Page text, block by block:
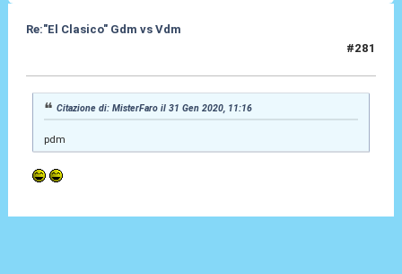
Re:"El Clasico" Gdm vs Vdm
#281
Citazione di: MisterFaro il 31 Gen 2020, 11:16
pdm